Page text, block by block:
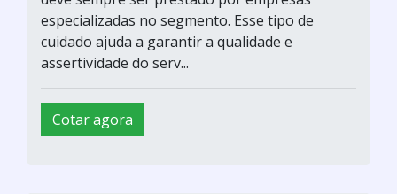
especializadas no segmento. Esse tipo de
cuidado ajuda a garantir a qualidade e
assertividade do serv...
Cotar agora